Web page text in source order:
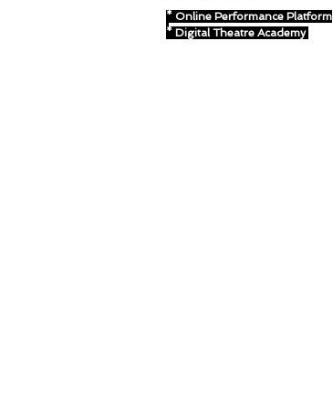
* Online Performance Platform
* Digital Theatre Academy